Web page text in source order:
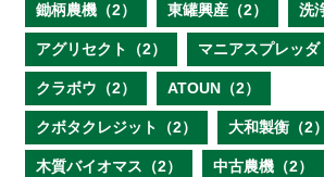
鋤柄農機（2） 東罐興産（2） 洗
アグリセクト（2） マニアスプレッダ
クラボウ（2） ATOUN（2）
クボタクレジット（2） 大和製衡（2）
木質バイオマス（2） 中古農機（2）